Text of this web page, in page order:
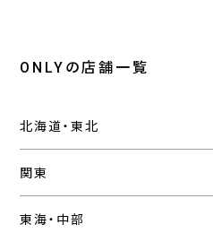
ONLYの店舗一覧
北海道・東北
関東
東海・中部